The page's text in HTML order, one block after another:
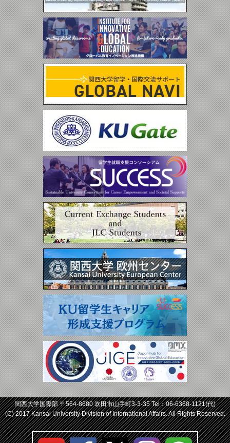
関西大学国際部 〒564-8680 吹田市山手町3-3-35 Tel：06-6368-1121(代)
(C) 2017 Kansai University Division of International Affairs. All Rights Reserved.